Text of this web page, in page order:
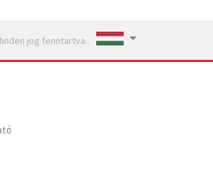
jog fenntartva..